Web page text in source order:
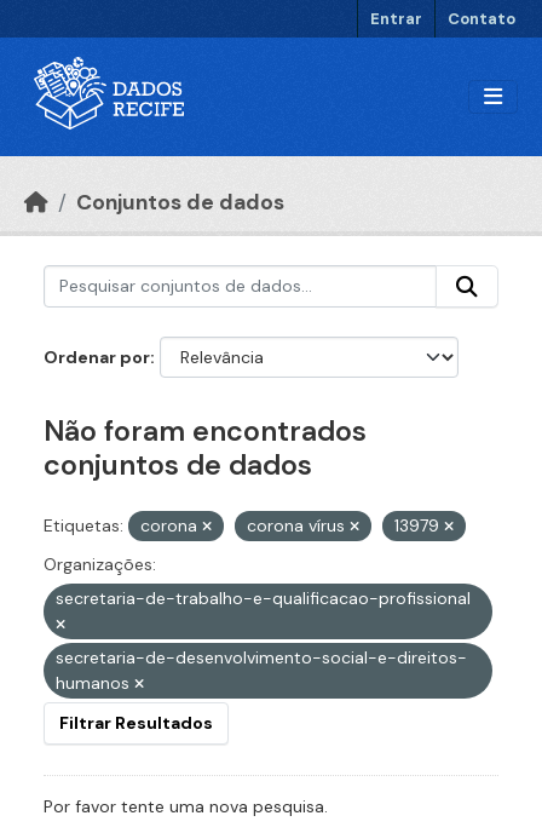
Entrar Contato
Conjuntos de dados
Ordenar por
Não foram encontrados
conjuntos de dados
Etiquetas: corona corona vírus
13979
Organizações:
secretaria-de-trabalho-e-qualificacao-profissional
secretaria-de-desenvolvimento-social-e-direitos-
humanos
Filtrar Resultados
Por favor tente uma nova pesquisa.